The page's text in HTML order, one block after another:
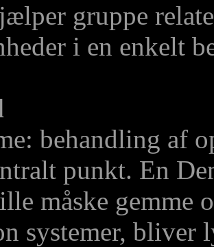
gruppe
i en enkelt
behandling af
punkt. En
måske gemme
systemer, bliver